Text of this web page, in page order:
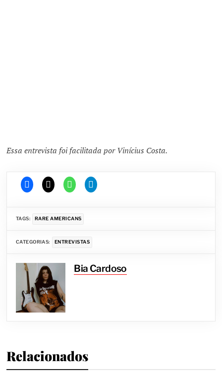
Essa entrevista foi facilitada por Vinícius Costa.
TAGS: RARE AMERICANS
CATEGORIAS: ENTREVISTAS
Bia Cardoso
Relacionados